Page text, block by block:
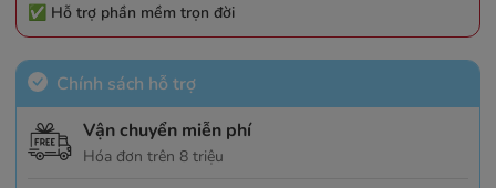
✅ Hỗ trợ phần mềm trọn đời
Chính sách hỗ trợ
Vận chuyển miễn phí
Hóa đơn trên 8 triệu